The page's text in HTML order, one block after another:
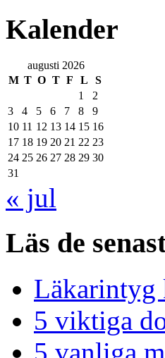
Kalender
augusti 2026
M T O T F L
S
1
2
3
4 5 6 7 8
9
10 11 12 13 14 15 16
17 18 19 20 21 22 23
24 25 26 27 28 29 30
31
« jul
Läs de
Läkarintyg
5 viktiga